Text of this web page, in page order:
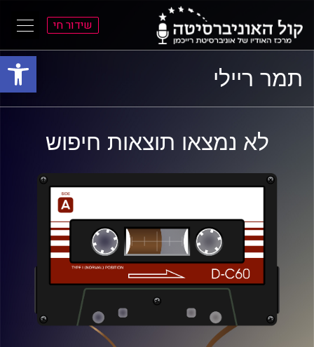
פתח
התפריט
הראשי
התוכן
הראשי
שידור חי
תמר ריילי
לא נמצאו תוצאות חיפוש